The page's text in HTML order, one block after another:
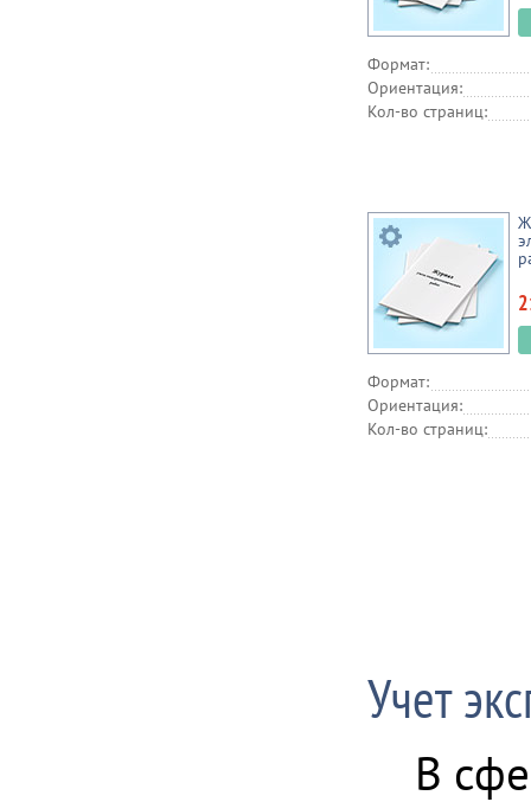
Формат:
Ориентация:
Кол-во страниц:
Формат:
Ориентация:
Кол-во страниц:
Учет
В